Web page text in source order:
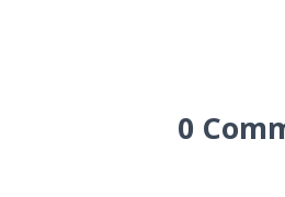
0